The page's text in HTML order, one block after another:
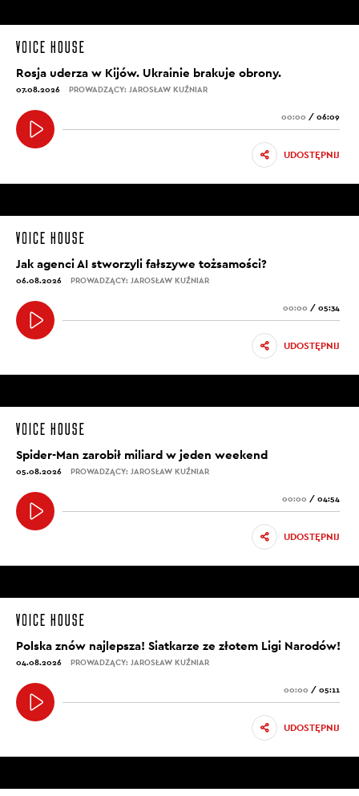
Rosja uderza w Kijów. Ukrainie brakuje obrony.
07.08.2026 PROWADZĄCY: JAROSŁAW KUŹNIAR
00:00 / 06:09
UDOSTĘPNIJ
Jak agenci AI stworzyli fałszywe tożsamości?
06.08.2026 PROWADZĄCY: JAROSŁAW KUŹNIAR
00:00 / 05:34
UDOSTĘPNIJ
Spider-Man zarobił miliard w jeden weekend
05.08.2026 PROWADZĄCY: JAROSŁAW KUŹNIAR
00:00 / 04:54
UDOSTĘPNIJ
Polska znów najlepsza! Siatkarze ze złotem Ligi Narodów!
04.08.2026 PROWADZĄCY: JAROSŁAW KUŹNIAR
00:00 / 05:11
UDOSTĘPNIJ